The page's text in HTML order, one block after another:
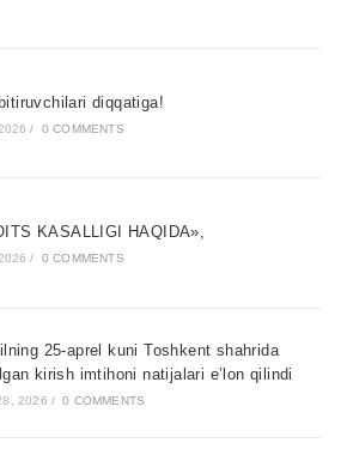
diqqatiga!
/ 0 COMMENTS
KASALLIGI HAQIDA»,
/ 0 COMMENTS
25-aprel kuni Toshkent shahrida
kirish imtihoni natijalari e’lon qilindi
2026 / 0 COMMENTS